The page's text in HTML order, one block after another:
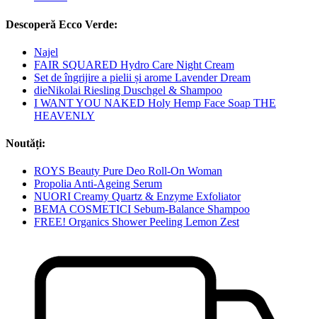
Descoperă Ecco Verde:
Najel
FAIR SQUARED Hydro Care Night Cream
Set de îngrijire a pielii și arome Lavender Dream
dieNikolai Riesling Duschgel & Shampoo
I WANT YOU NAKED Holy Hemp Face Soap THE
HEAVENLY
Noutăți:
ROYS Beauty Pure Deo Roll-On Woman
Propolia Anti-Ageing Serum
NUORI Creamy Quartz & Enzyme Exfoliator
BEMA COSMETICI Sebum-Balance Shampoo
FREE! Organics Shower Peeling Lemon Zest